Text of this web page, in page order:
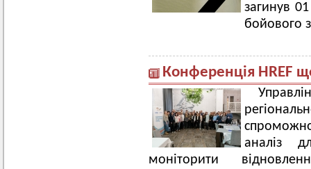
загинув
бойового
Конференція HREF
аналіз
моніторити